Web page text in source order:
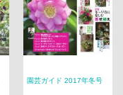
園芸ガイド 2017年冬号